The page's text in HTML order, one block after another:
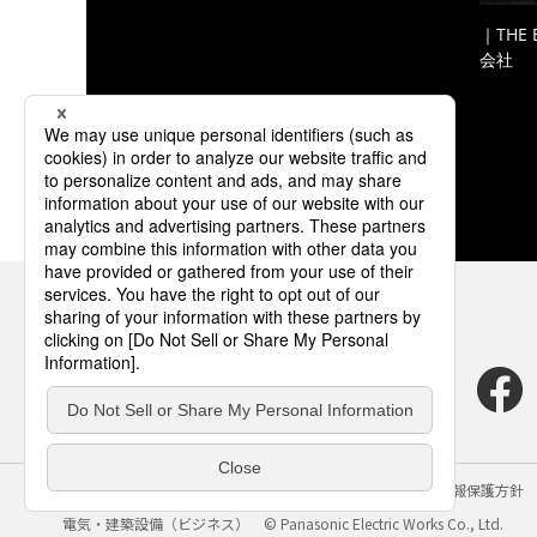
｜
会社
サイトのご利用にあたって クッキーポリシー
個人情報保護方針
電気・建築設備（ビジネス）
© Panasonic Electric Works Co., Ltd.